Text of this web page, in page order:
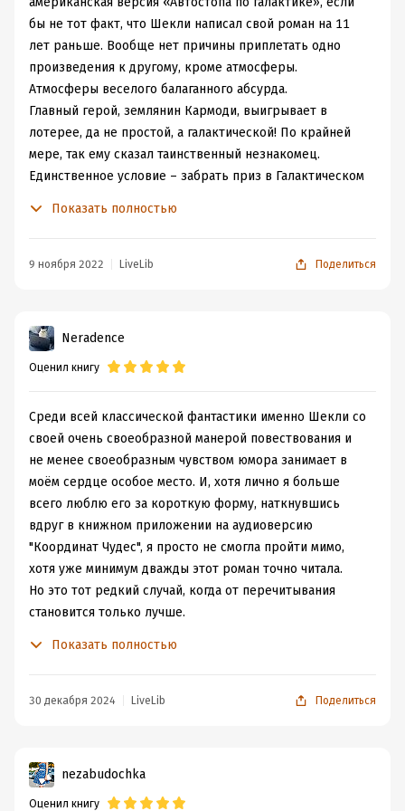
Время на чтение: 4ч.
бы не тот факт, что Шекли написал свой роман на 11
лет раньше. Вообще нет причины приплетать одно
произведения к другому, кроме атмосферы.
Атмосферы веселого балаганного абсурда.
Главный герой, землянин Кармоди, выигрывает в
лотерее, да не простой, а галактической! По крайней
мере, так ему сказал таинственный незнакомец.
Единственное условие – забрать приз в Галактическом
путь.
Земли перемещается по множествам параллельным
Землям и на одной встречает тираннозавра, а
тираннозавр приглашает его к себе домой на светскую
Art by Henry Chamberlain.
Еще раз скажу, что это очень похоже по настроению на
«Автостопом по галактике», где автор так же строит
гиперболизированные ситуация, чтобы, как будто бы со
стороны, показать как бываем смешны мы, люди.
Но за всеми балаганными ситуации, в которых Шекли
запихивает своего героя, таиться нечто больше,
блестящий финал, который если не заставит
задуматься, то очарует, как Шекли смог научить своего
героя думать по-новому.
— Не согласен, — усмехнулся Кармоди. —
— Но только в данный момент!
— Я всегда был жив только в данный
ошибка — ждать большего. Возможности —
возможностями, а реальность —
реальностью. Такова истина.
Показать полностью
9 ноября 2022 LiveLib Поделиться
Neradence
Оценил книгу
Среди всей классической фантастики именно Шекли со
своей очень своеобразной манерой повествования и
не менее своеобразным чувством юмора занимает в
моём сердце особое место. И, хотя лично я больше
всего люблю его за короткую форму, наткнувшись
вдруг в книжном приложении на аудиоверсию
"Координат Чудес", я просто не смогла пройти мимо,
хотя уже минимум дважды этот роман точно читала.
Но это тот редкий случай, когда от перечитывания
становится только лучше.
только то, что происходит, но и то,
оно
вещи, которые случаются просто по той причине, что
должны случиться.
И это роман, который целиком такой - он просто
Показать полностью
30 декабря 2024 LiveLib Поделиться
nezabudochka
Оценил книгу